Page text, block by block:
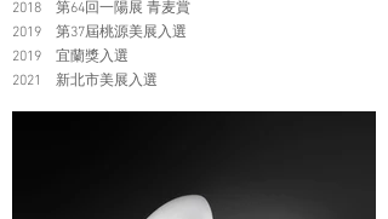
2018 第64回一陽展 青麦賞
2019 第37屆桃源美展入選
2019 宜蘭獎入選
2021 新北市美展入選